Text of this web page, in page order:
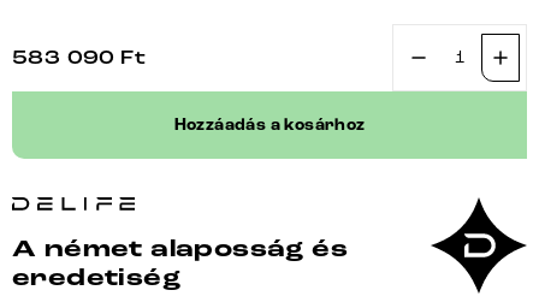
583 090 Ft
titán
240
Hozzáadás a kosárhoz
A német alaposság és
eredetiség